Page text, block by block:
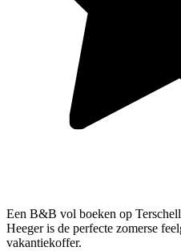
Een B&B vol boeken op
Heeger is de perfecte zomerse
vakantiekoffer.